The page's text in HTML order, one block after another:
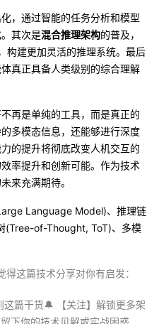
，通过智能的任务分析和模型
其次是混合推理架构的普及，
构建更加灵活的推理系统。最后
真正具备人类级别的综合理解
再是单纯的工具，而是真正的
多模态信息，还能够进行深度
的提升将彻底改变人机交互的
率提升和创新可能。作为技术
来充满期待。
Language Model)、推理链
(Tree-of-Thought, ToT)、多模
这篇技术分享对你有启发：
这篇干货🔔 【关注】解锁更多架